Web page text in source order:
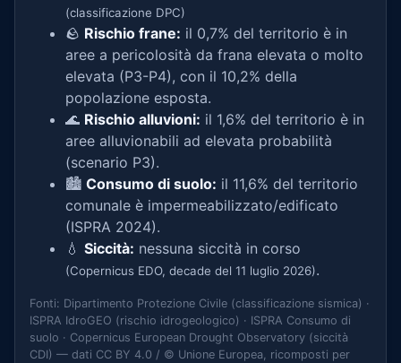
(classificazione DPC)
🪨 Rischio frane: il 0,7% del territorio è in
aree a pericolosità da frana elevata o molto
elevata (P3-P4), con il 10,2% della
popolazione esposta.
🌊 Rischio alluvioni: il 1,6% del territorio è in
aree alluvionabili ad elevata probabilità
(scenario P3).
🏙️ Consumo di suolo: il 11,6% del territorio
comunale è impermeabilizzato/edificato
(ISPRA 2024).
💧 Siccità: nessuna siccità in corso
(Copernicus EDO, decade del 11 luglio 2026).
Fonti: Dipartimento Protezione Civile (classificazione sismica) ·
ISPRA IdroGEO (rischio idrogeologico) · ISPRA Consumo di
suolo · Copernicus European Drought Observatory (siccità
CDI) — dati CC BY 4.0 / © Unione Europea, ricomposti per